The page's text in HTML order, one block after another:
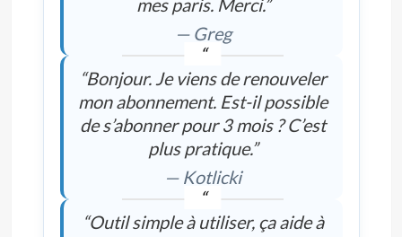
mes paris. Merci.”
— Greg
“Bonjour. Je viens de renouveler
mon abonnement. Est-il possible
de s’abonner pour 3 mois ? C’est
plus pratique.”
— Kotlicki
“Outil simple à utiliser, ça aide à